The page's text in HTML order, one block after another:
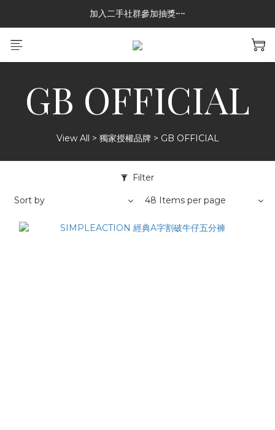
加入二手社群參加抽獎~~
加入二手社群參加抽獎~~
GB OFFICIAL
View All > 獨家授權品牌> GB OFFICIAL
Filter
Sort by 48 Items per page